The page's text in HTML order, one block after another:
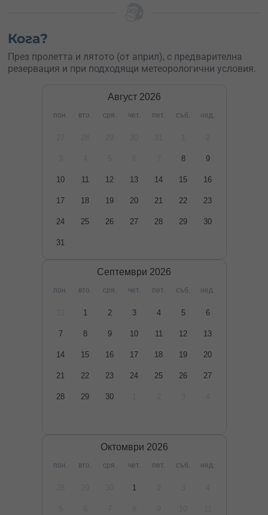
Кога?
През пролетта и лятото (от април), с предварителна
резервация и при подходящи метеорологични условия.
Август 2026
пон. вто. сря. чет. пет. съб. нед.
8 9
10 11 12 13 14 15 16
17 18 19 20 21 22 23
24 25 26 27 28 29 30
31
Септември 2026
пон. вто. сря. чет. пет. съб. нед.
1 2 3 4 5 6
7 8 9 10 11 12 13
14 15 16 17 18 19 20
21 22 23 24 25 26 27
28 29 30
Октомври 2026
пон. вто. сря. чет. пет. съб. нед.
1